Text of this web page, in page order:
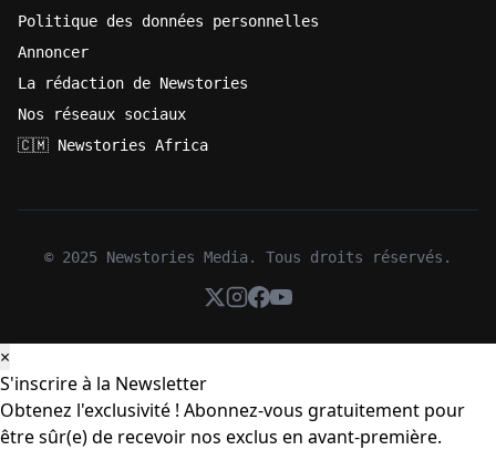
Politique des données personnelles
Annoncer
La rédaction de Newstories
Nos réseaux sociaux
🇨🇲 Newstories Africa
© 2025 Newstories Media. Tous droits réservés.
×
S'inscrire à la Newsletter
Obtenez l'exclusivité ! Abonnez-vous gratuitement pour
être sûr(e) de recevoir nos exclus en avant-première.